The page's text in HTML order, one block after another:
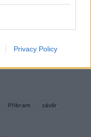
Privacy Policy
Příbram závěr